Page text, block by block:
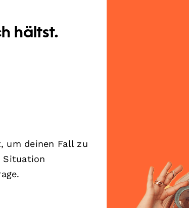
hältst.
um deinen Fall zu
Situation